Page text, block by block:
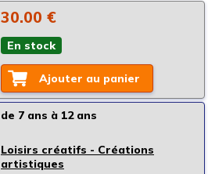
30.00 €
En stock
Ajouter au panier
de 7 ans à 12 ans
Loisirs créatifs - Créations
artistiques